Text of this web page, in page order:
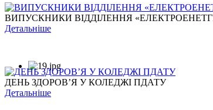
ВИПУСКНИКИ ВІДДІЛЕННЯ
Детальніше
ДЕНЬ ЗДОРОВ’Я У КОЛЕДЖІ ПДАТУ
Детальніше